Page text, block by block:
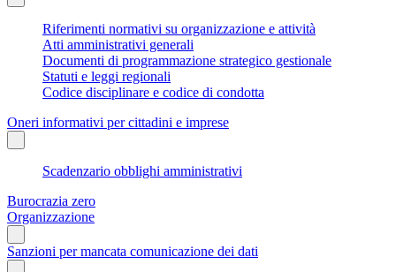
Riferimenti normativi su organizzazione e attività
Atti amministrativi generali
Documenti di programmazione strategico gestionale
Statuti e leggi regionali
Codice disciplinare e codice di condotta
Oneri informativi per cittadini e imprese
Scadenzario obblighi amministrativi
Burocrazia zero
Organizzazione
Sanzioni per mancata comunicazione dei dati